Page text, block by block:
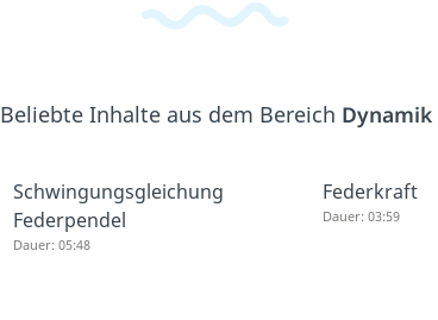
Beliebte Inhalte aus dem Bereich Dynamik
Schwingungsgleichung
Federpendel
Dauer: 05:48
Federkraft
Dauer: 03:59